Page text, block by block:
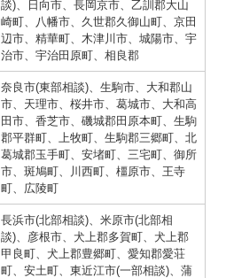
談)、日向市、長岡京市、乙訓郡大山
崎町、八幡市、久世郡久御山町、京田
辺市、精華町、木津川市、城陽市、宇
治市、宇治田原町、相良郡
奈良市(東部相談)、生駒市、大和郡山
市、天理市、桜井市、葛城市、大和高
田市、香芝市、磯城郡田原本町、生駒
郡平群町、上牧町、生駒郡三郷町、北
葛城郡玉手町、安堵町、三宅町、御所
市、斑鳩町、川西町、橿原市、王寺
町、広陵町
長浜市(北部相談)、米原市(北部相
談)、彦根市、犬上郡多賀町、犬上郡
甲良町、犬上郡豊郷町、愛知郡愛荘
町、安土町、東近江市(一部相談)、蒲